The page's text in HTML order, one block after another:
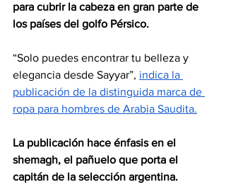
para cubrir la cabeza en gran parte de
los países del golfo Pérsico.
“Solo puedes encontrar tu belleza y
elegancia desde Sayyar”, indica la
publicación de la distinguida marca de
ropa para hombres de Arabia Saudita.
La publicación hace énfasis en el
shemagh, el pañuelo que porta el
capitán de la selección argentina.